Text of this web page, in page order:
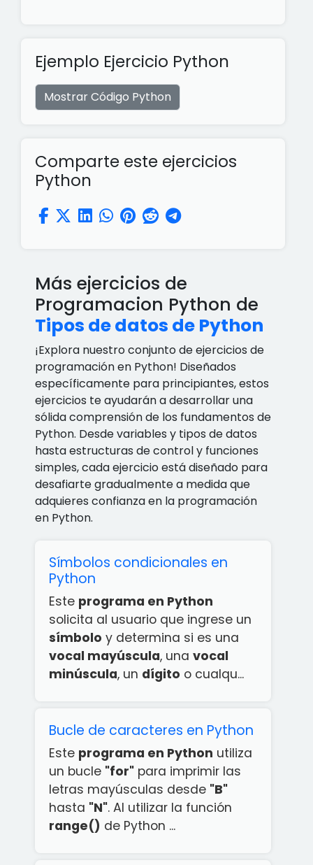
Ejemplo Ejercicio Python
Mostrar Código Python
Comparte este ejercicios
Python
Más ejercicios de
Programacion Python de
Tipos de datos de Python
¡Explora nuestro conjunto de ejercicios de
programación en Python! Diseñados
específicamente para principiantes, estos
ejercicios te ayudarán a desarrollar una
sólida comprensión de los fundamentos de
Python. Desde variables y tipos de datos
hasta estructuras de control y funciones
simples, cada ejercicio está diseñado para
desafiarte gradualmente a medida que
adquieres confianza en la programación
en Python.
Símbolos condicionales en
Python
Este programa en Python
solicita al usuario que ingrese un
símbolo y determina si es una
vocal mayúscula, una vocal
minúscula, un dígito o cualqu...
Bucle de caracteres en Python
Este programa en Python utiliza
un bucle "for" para imprimir las
letras mayúsculas desde "B"
hasta "N". Al utilizar la función
range() de Python ...